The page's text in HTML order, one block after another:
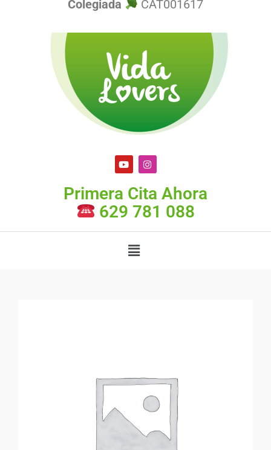
Colegiada CAT001617
Primera Cita Ahora
629 781 088